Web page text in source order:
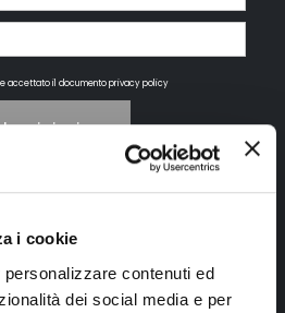
i cookie
contenuti ed
dei social media e per
accettato il documentoprivacy policy
Iscrivimi